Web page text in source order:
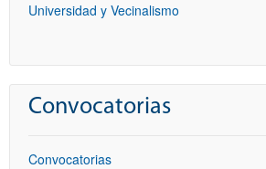
Universidad y Vecinalismo
Convocatorias
Convocatorias